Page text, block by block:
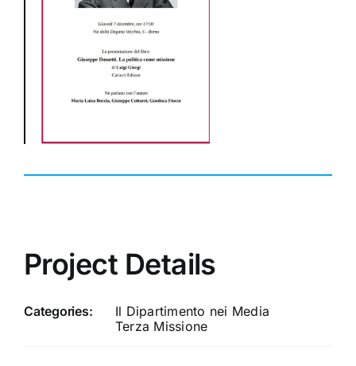
Project Details
Categories:
Il Dipartimento nei Media
Terza Missione